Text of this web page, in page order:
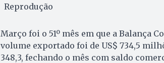
Reprodução
Março foi o 51º mês em que a Balança
volume exportado foi de US$ 734,5
348,3, fechando o mês com saldo